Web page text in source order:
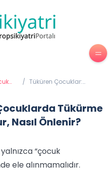
/ Tüküren Çocuklar:
Nasıl Önlenir?Tükürme
Nasıl Önlenir?
“çocuk
ele alınmamalıdır.